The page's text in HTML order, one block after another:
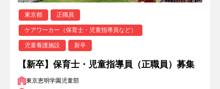
東京都 正職員
ケアワーカー（保育士・児童指導員など）
児童養護施設 新卒
【新卒】保育士・児童指導員（正職員）募集
東京恵明学園児童部